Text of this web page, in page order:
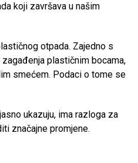
koji završava u našim
otpada. Zajedno s
plastičnim bocama,
smećem. Podaci o tome se
ukazuju, ima razloga za
značajne promjene.